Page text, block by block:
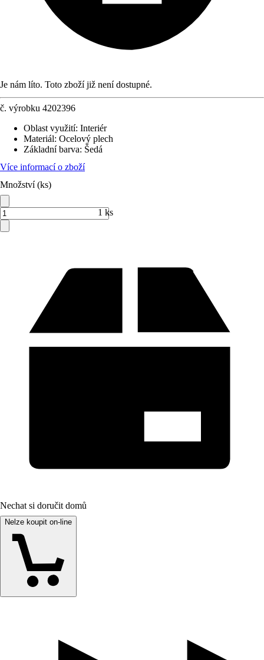
Je nám líto. Toto zboží již není dostupné.
č. výrobku 4202396
Oblast využití: Interiér
Materiál: Ocelový plech
Základní barva: Šedá
Více informací o zboží
Množství (ks)
1 ks
Nechat si doručit domů
Nelze koupit on-line